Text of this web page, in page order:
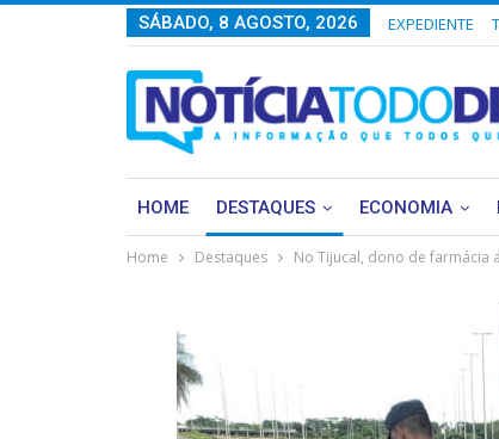
SÁBADO, 8 AGOSTO, 2026 EXPEDIENTE
HOME DESTAQUES ECONOMIA
Home Destaques No Tijucal, dono de farmácia